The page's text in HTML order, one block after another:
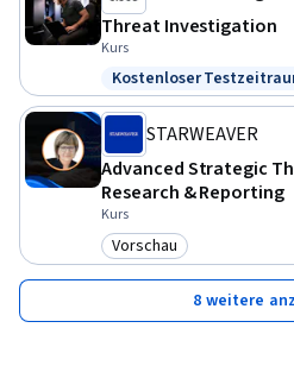
Threat Investigation
Kurs
Status: Kostenloser
Kostenloser
STARWEAVER
Advanced Strategic
Research & Reporting
Kurs
Kategorie: Vorschau
Vorschau
8 weitere